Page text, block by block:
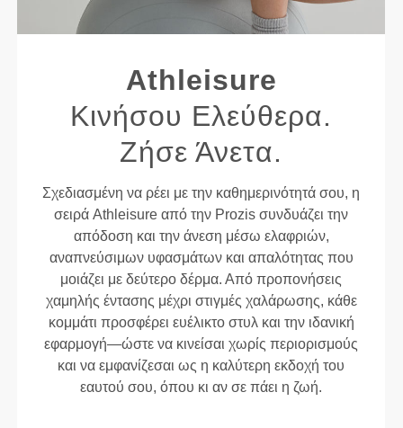
Athleisure
Κινήσου Ελεύθερα.
Ζήσε Άνετα.
Σχεδιασμένη να ρέει με την καθημερινότητά σου, η
σειρά Athleisure από την Prozis συνδυάζει την
απόδοση και την άνεση μέσω ελαφριών,
αναπνεύσιμων υφασμάτων και απαλότητας που
μοιάζει με δεύτερο δέρμα. Από προπονήσεις
χαμηλής έντασης μέχρι στιγμές χαλάρωσης, κάθε
κομμάτι προσφέρει ευέλικτο στυλ και την ιδανική
εφαρμογή—ώστε να κινείσαι χωρίς περιορισμούς
και να εμφανίζεσαι ως η καλύτερη εκδοχή του
εαυτού σου, όπου κι αν σε πάει η ζωή.